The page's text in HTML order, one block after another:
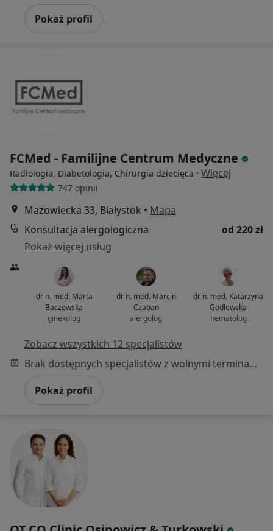
Pokaż profil
FCMed - Familijne Centrum Medyczne
Radiologia, Diabetologia, Chirurgia dziecięca · Więcej
747 opinii
Mazowiecka 33, Białystok • Mapa
Konsultacja alergologiczna
od 220 zł
Pokaż więcej usług
dr n. med. Marta
Baczewska
ginekolog
dr n. med. Marcin
Czaban
alergolog
dr n. med. Katarzyna
Godlewska
hematolog
Zobacz wszystkich 12 specjalistów
Brak dostępnych specjalistów z wolnymi terminami w tym centrum medycznym.
Pokaż profil